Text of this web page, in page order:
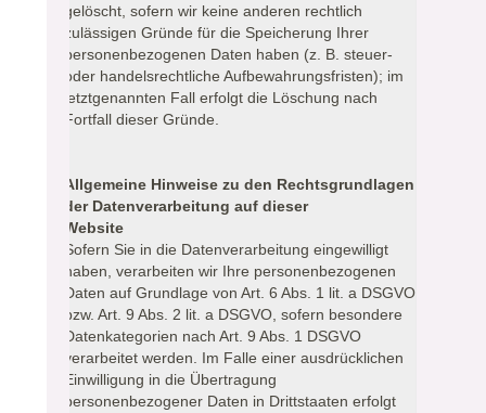
gelöscht, sofern wir keine anderen rechtlich
zulässigen Gründe für die Speicherung Ihrer
personenbezogenen Daten haben (z. B. steuer-
oder handelsrechtliche Aufbewahrungsfristen); im
letztgenannten Fall erfolgt die Löschung nach
Fortfall dieser Gründe.
Allgemeine Hinweise zu den Rechtsgrundlagen
der Datenverarbeitung auf dieser
Website
Sofern Sie in die Datenverarbeitung eingewilligt
haben, verarbeiten wir Ihre personenbezogenen
Daten auf Grundlage von Art. 6 Abs. 1 lit. a DSGVO
bzw. Art. 9 Abs. 2 lit. a DSGVO, sofern besondere
Datenkategorien nach Art. 9 Abs. 1 DSGVO
verarbeitet werden. Im Falle einer ausdrücklichen
Einwilligung in die Übertragung
personenbezogener Daten in Drittstaaten erfolgt